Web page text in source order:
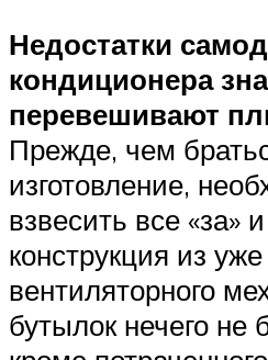
Недостатки
кондиционера
перевешивают
Прежде, чем
изготовление,
взвесить все «за»
конструкция из
вентиляторного
бутылок нечего не